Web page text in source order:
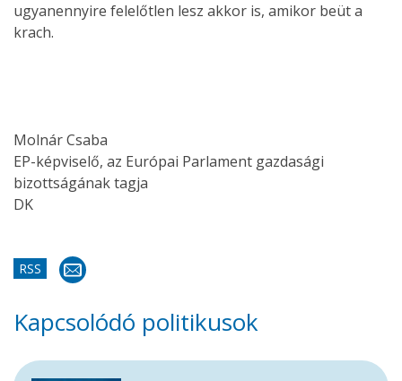
ugyanennyire felelőtlen lesz akkor is, amikor beüt a
krach.
Molnár Csaba
EP-képviselő, az Európai Parlament gazdasági
bizottságának tagja
DK
RSS
Kapcsolódó politikusok